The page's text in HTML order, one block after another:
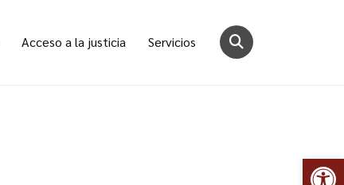
Acceso a la justicia Servicios